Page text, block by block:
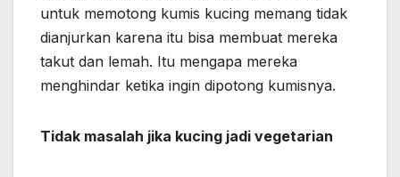
untuk memotong kumis kucing memang tidak
dianjurkan karena itu bisa membuat mereka
takut dan lemah. Itu mengapa mereka
menghindar ketika ingin dipotong kumisnya.
Tidak masalah jika kucing jadi vegetarian